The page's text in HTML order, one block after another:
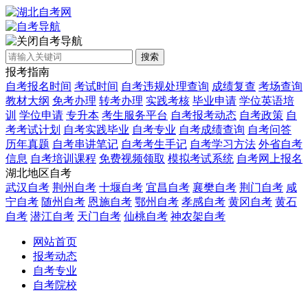
自考导航
搜索
报考指南
自考报名时间 考试时间 自考违规处理查询 成绩复查 考场查询
教材大纲 免考办理 转考办理 实践考核 毕业申请 学位英语培
训 学位申请 专升本 考生服务平台 自考报考动态 自考政策 自
考考试计划 自考实践毕业 自考专业 自考成绩查询 自考问答
历年真题 自考串讲笔记 自考考生手记 自考学习方法 外省自考
信息 自考培训课程 免费视频领取 模拟考试系统 自考网上报名
湖北地区自考
武汉自考 荆州自考 十堰自考 宜昌自考 襄樊自考 荆门自考 咸
宁自考 随州自考 恩施自考 鄂州自考 孝感自考 黄冈自考 黄石
自考 潜江自考 天门自考 仙桃自考 神农架自考
网站首页
报考动态
自考专业
自考院校